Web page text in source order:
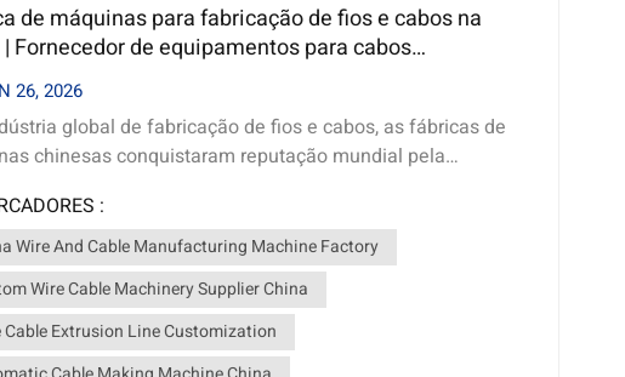
de máquinas para fabricação de fios e cabos na
Fornecedor de equipamentos para cabos
26, 2026
global de fabricação de fios e cabos, as fábricas de
chinesas conquistaram reputação mundial pela
com excelente custo-benefício. Com a contínua
da automação industrial e da manufatura inteligente com
o mundo, os fabricantes chineses de máquinas para a
de fios e cabos tornaram-se a principal escolha para
estrangeiros que buscam linhas de produção de
alta precisão, duráveis ​​e totalmente personalizadas. A
:
Wire And Cable Manufacturing Machine Factory
Wire Cable Machinery Supplier China
Cable Extrusion Line Customization